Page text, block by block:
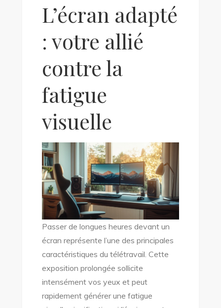
L’écran adapté
: votre allié
contre la
fatigue
visuelle
Passer de longues heures devant un
écran représente l’une des principales
caractéristiques du télétravail. Cette
exposition prolongée sollicite
intensément vos yeux et peut
rapidement générer une fatigue